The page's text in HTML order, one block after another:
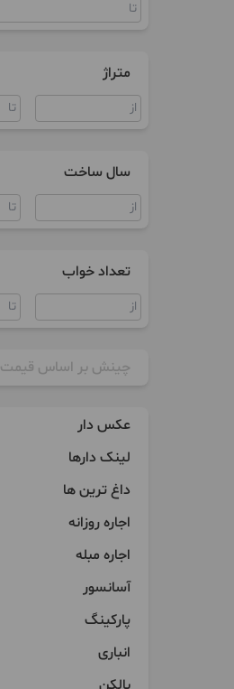
متراژ
سال ساخت
تعداد خواب
چینش بر اساس قیمت
عکس دار
لینک دارها
داغ ترین ها
اجاره روزانه
اجاره مبله
آسانسور
پارکینگ
انباری